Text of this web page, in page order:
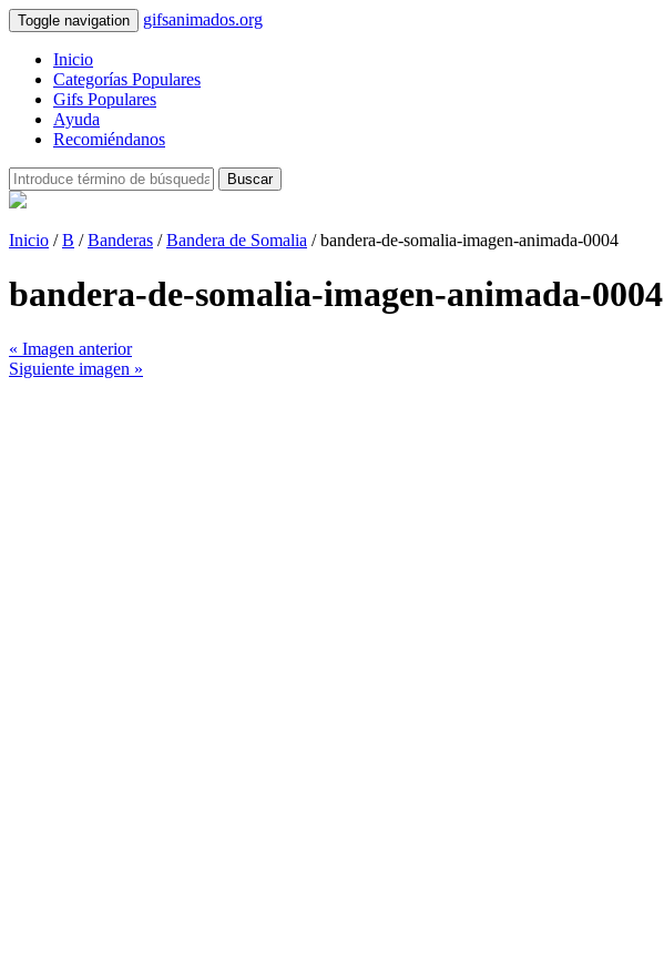
Toggle navigation gifsanimados.org
Inicio
Categorías Populares
Gifs Populares
Ayuda
Recomiéndanos
Buscar
Inicio /B /Banderas /Bandera de Somalia / bandera-de-somalia-imagen-animada-0004
bandera-de-somalia-imagen-animada-0004
« Imagen anterior
Siguiente imagen »